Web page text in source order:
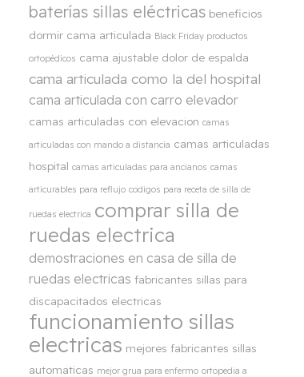
baterías sillas eléctricas beneficios
dormir cama articulada Black Friday productos
ortopédicos cama ajustable dolor de espalda
cama articulada como la del hospital
cama articulada con carro elevador
camas articuladas con elevacion camas
articuladas con mando a distancia camas articuladas
hospital camas articuladas para ancianos camas
articurables para reflujo codigos para receta de silla de
ruedas electrica comprar silla de
ruedas electrica
demostraciones en casa de silla de
ruedas electricas fabricantes sillas para
discapacitados electricas
funcionamiento sillas
electricas mejores fabricantes sillas
automaticas mejor grua para enfermo ortopedia a